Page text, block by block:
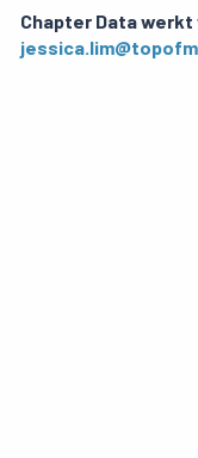
Chapter Data werkt